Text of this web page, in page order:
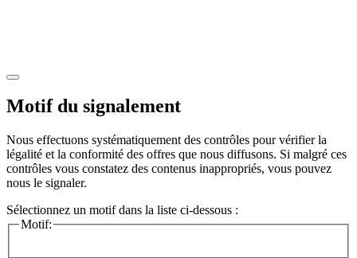
Motif du signalement
Nous effectuons systématiquement des contrôles pour vérifier la
légalité et la conformité des offres que nous diffusons. Si malgré ces
contrôles vous constatez des contenus inappropriés, vous pouvez
nous le signaler.
Sélectionnez un motif dans la liste ci-dessous :
Motif: